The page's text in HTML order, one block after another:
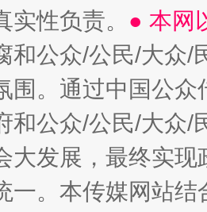
性负责。 ● 本网
和公众/公民/大众
围。通过中国公
和公众/公民/大众
大发展，最终实
一。本传媒网站